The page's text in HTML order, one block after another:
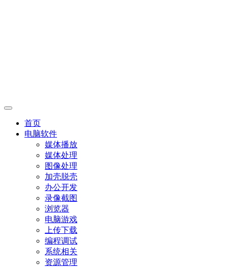
首页
电脑软件
媒体播放
媒体处理
图像处理
加壳脱壳
办公开发
录像截图
浏览器
电脑游戏
上传下载
编程调试
系统相关
资源管理